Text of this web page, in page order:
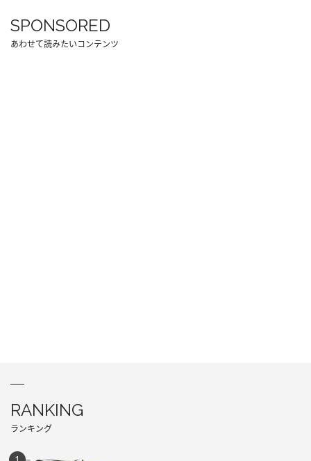
SPONSORED
あわせて読みたいコンテンツ
RANKING
ランキング